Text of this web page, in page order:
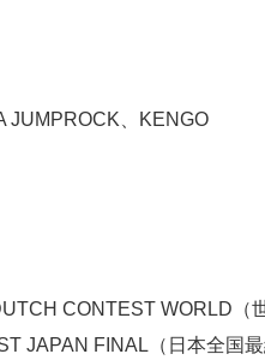
JUMPROCK、KENGO
CONTEST WORLD（
JAPAN FINAL（日本全国最